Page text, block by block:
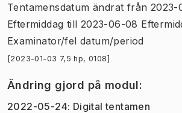
Tentamensdatum ändrat från 2023-
Eftermiddag till 2023-06-08
Examinator/fel datum/period
[2023-01-03 7,5 hp, 0108]
Ändring gjord på modul:
2022-05-24: Digital tentamen